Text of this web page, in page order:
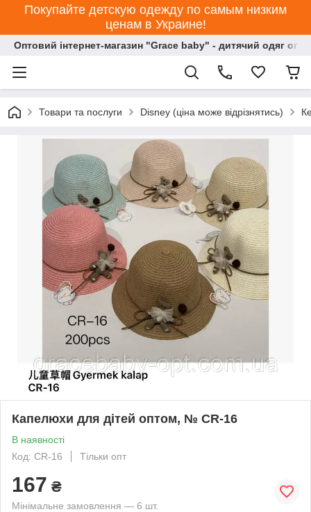
Покупайте детскую одежду по самым низким
ценам в Украине!
Оптовий інтернет-магазин "Grace baby" - дитячий одяг
Товари та послуги Disney (ціна може відрізнятись)
Капелюхи для дітей оптом, № CR-16
В наявності
Код: CR-16
Тільки опт
167 ₴
Мінімальне замовлення — 6 шт.